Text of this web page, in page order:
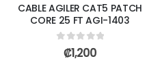
CABLE AGILER CAT5 PATCH
CORE 25 FT AGI-1403
out of 5
₡1,200